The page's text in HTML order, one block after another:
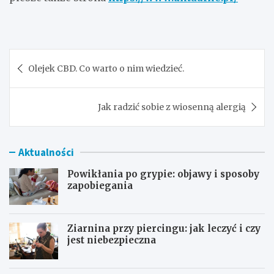
wpisu
Olejek CBD. Co warto o nim wiedzieć.
Jak radzić sobie z wiosenną alergią
Aktualności
Powikłania po grypie: objawy i sposoby
zapobiegania
Ziarnina przy piercingu: jak leczyć i czy
jest niebezpieczna